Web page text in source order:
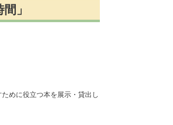
」
めに役立つ本を展示・貸出し